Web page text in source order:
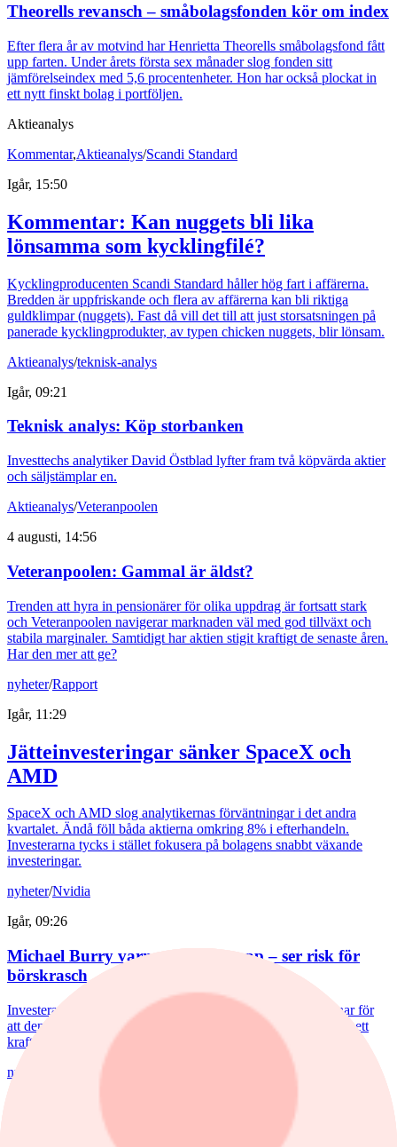
Theorells revansch – småbolagsfonden kör om index
Efter flera år av motvind har Henrietta Theorells småbolagsfond fått
upp farten. Under årets första sex månader slog fonden sitt
jämförelseindex med 5,6 procentenheter. Hon har också plockat in
ett nytt finskt bolag i portföljen.
Aktieanalys
Kommentar,Aktieanalys/Scandi Standard
Igår, 15:50
Kommentar: Kan nuggets bli lika
lönsamma som kycklingfilé?
Kycklingproducenten Scandi Standard håller hög fart i affärerna.
Bredden är uppfriskande och flera av affärerna kan bli riktiga
guldklimpar (nuggets). Fast då vill det till att just storsatsningen på
panerade kycklingprodukter, av typen chicken nuggets, blir lönsam.
Aktieanalys/teknisk-analys
Igår, 09:21
Teknisk analys: Köp storbanken
Investtechs analytiker David Östblad lyfter fram två köpvärda aktier
och säljstämplar en.
Aktieanalys/Veteranpoolen
4 augusti, 14:56
Veteranpoolen: Gammal är äldst?
Trenden att hyra in pensionärer för olika uppdrag är fortsatt stark
och Veteranpoolen navigerar marknaden väl med god tillväxt och
stabila marginaler. Samtidigt har aktien stigit kraftigt de senaste åren.
Har den mer att ge?
nyheter/Rapport
Igår, 11:29
Jätteinvesteringar sänker SpaceX och
AMD
SpaceX och AMD slog analytikernas förväntningar i det andra
kvartalet. Ändå föll båda aktierna omkring 8% i efterhandeln.
Investerarna tycks i stället fokusera på bolagens snabbt växande
investeringar.
nyheter/Nvidia
Igår, 09:26
Michael Burry varnar för börstopp – ser risk för
börskrasch
Investeraren Michael Burry, känd från "The Big Short" varnar för
att den amerikanska börsen kan vara nära en topp och riskerar ett
kraftigt fall.
nyheter
Höjda riktkurser för Asmodee